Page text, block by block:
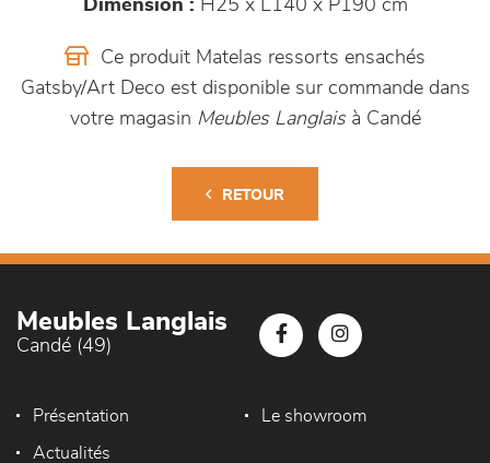
Dimension : H25 x L140 x P190 cm
Ce produit Matelas ressorts ensachés
Gatsby/Art Deco est disponible sur commande dans
votre magasin Meubles Langlaisà Candé
RETOUR
Meubles Langlais
Candé (49)
Présentation Le showroom
Actualités